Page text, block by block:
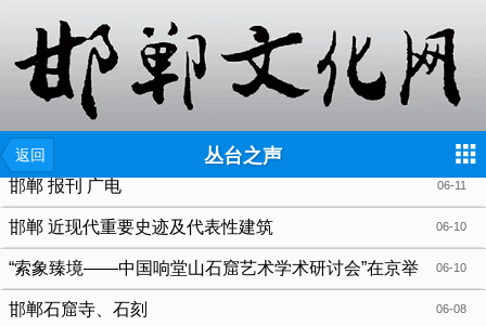
返回 丛台之声
06-11
邯郸 报刊 广电
06-10
邯郸 近现代重要史迹及代表性建筑
06-10
“索象臻境——中国响堂山石窟艺术学术研讨会”在京举
行 06-08
邯郸石窟寺、石刻